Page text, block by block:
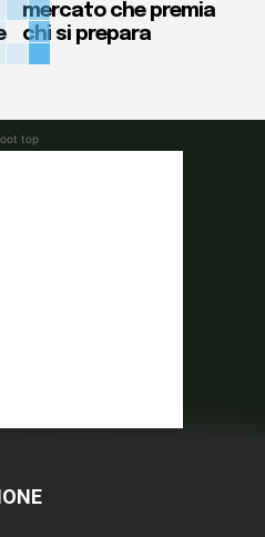
mercato che premia
chi si prepara
top